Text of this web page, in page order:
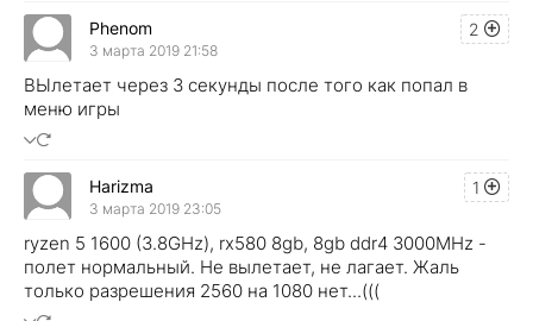
2
Phenom
3 марта 2019 21:58
ВЫлетает через 3 секунды после того как попал в
меню игры
1
Harizma
3 марта 2019 23:05
ryzen 5 1600 (3.8GHz), rx580 8gb, 8gb ddr4 3000MHz -
полет нормальный. Не вылетает, не лагает. Жаль
только разрешения 2560 на 1080 нет...(((